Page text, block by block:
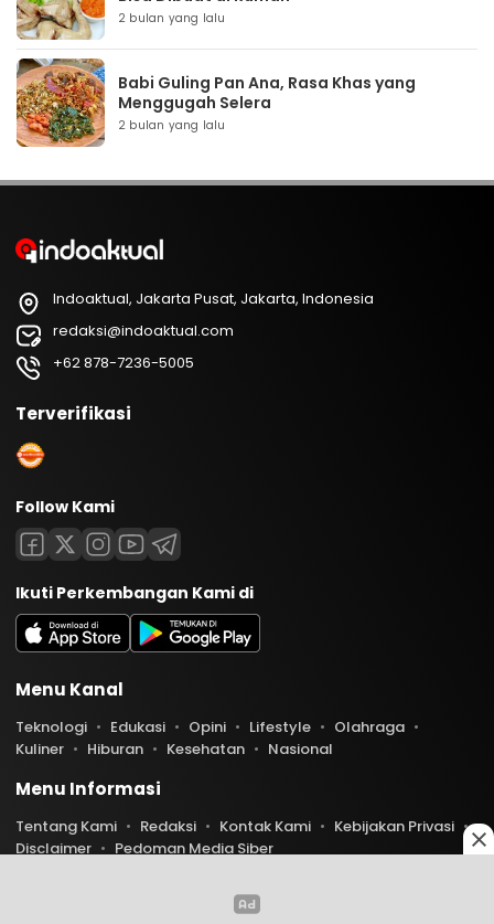
2 bulan yang lalu
Babi Guling Pan Ana, Rasa Khas yang
Menggugah Selera
2 bulan yang lalu
Indoaktual, Jakarta Pusat, Jakarta, Indonesia
redaksi@indoaktual.com
+62 878-7236-5005
Terverifikasi
Follow Kami
Ikuti Perkembangan Kami di
Menu Kanal
Teknologi Edukasi Opini Lifestyle
Olahraga
Kuliner
Hiburan Kesehatan Nasional
Menu Informasi
Tentang Kami Redaksi Kontak Kami
Kebijakan Privasi
Disclaimer
Pedoman Media Siber